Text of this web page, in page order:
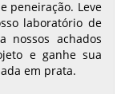
peneiração. Leve
laboratório de
nossos achados
e ganhe sua
em prata.